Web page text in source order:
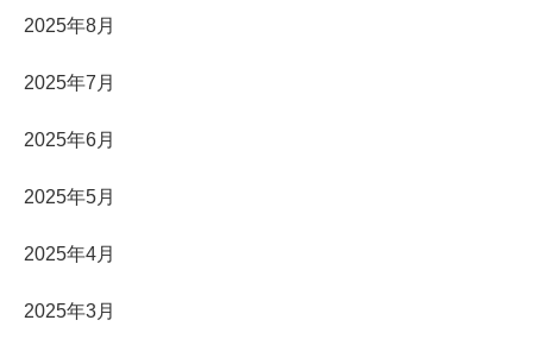
2025年8月
2025年7月
2025年6月
2025年5月
2025年4月
2025年3月